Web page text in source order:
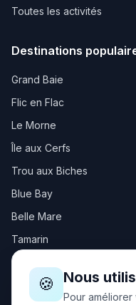
Toutes les activités
Destinations
Grand Baie
Flic en Flac
Le Morne
Île aux Cerfs
Trou aux Biches
Blue Bay
Belle Mare
Tamarin
Autres destinations
🍪 Nous
Pour